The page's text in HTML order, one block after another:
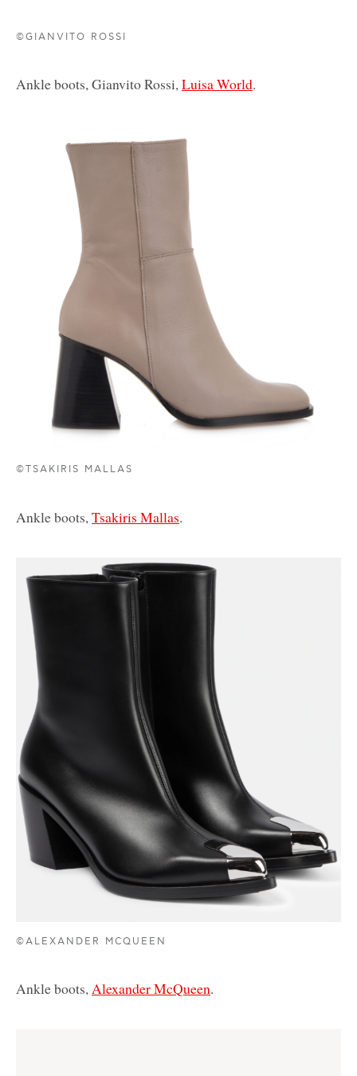
©GIANVITO ROSSI
Ankle boots, Gianvito Rossi,Luisa World.
©TSAKIRIS MALLAS
Ankle boots, Tsakiris Mallas.
©ALEXANDER MCQUEEN
Ankle boots,Alexander McQueen.